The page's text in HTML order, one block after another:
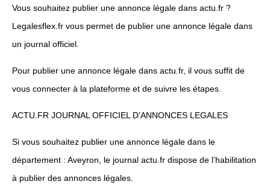
Vous souhaitez publier une annonce légale dans actu.fr ?
Legalesflex.fr vous permet de publier une annonce légale dans
un journal officiel.
Pour publier une annonce légale dans actu.fr, il vous suffit de
vous connecter à la plateforme et de suivre les étapes.
ACTU.FR JOURNAL OFFICIEL D’ANNONCES LEGALES
Si vous souhaitez publier une annonce légale dans le
département : Aveyron, le journal actu.fr dispose de l’habilitation
à publier des annonces légales.